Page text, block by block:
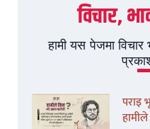
विचार,
हामी यस पेजमा विचार
पराइ